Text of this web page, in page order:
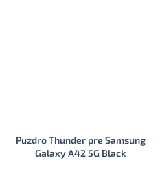
Puzdro Thunder pre Samsung
Galaxy A42 5G Black